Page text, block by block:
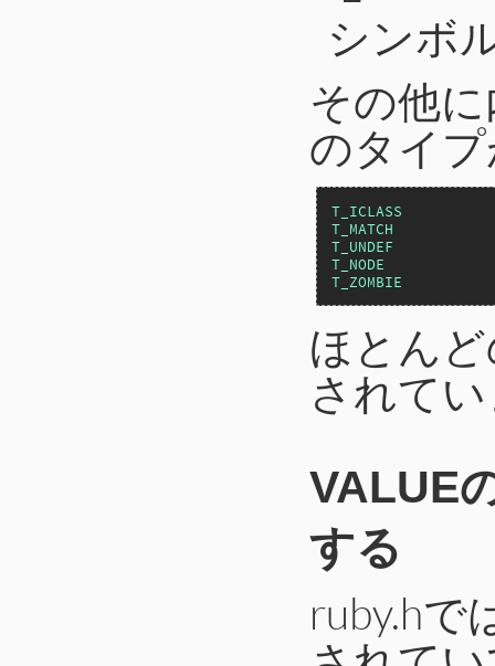
シンボ
その他
のタイ
T_ICLASS
T_MATCH
T_UNDEF
T_NODE
T_ZOMBIE
ほとん
されて
VALUE
する
ruby.hで